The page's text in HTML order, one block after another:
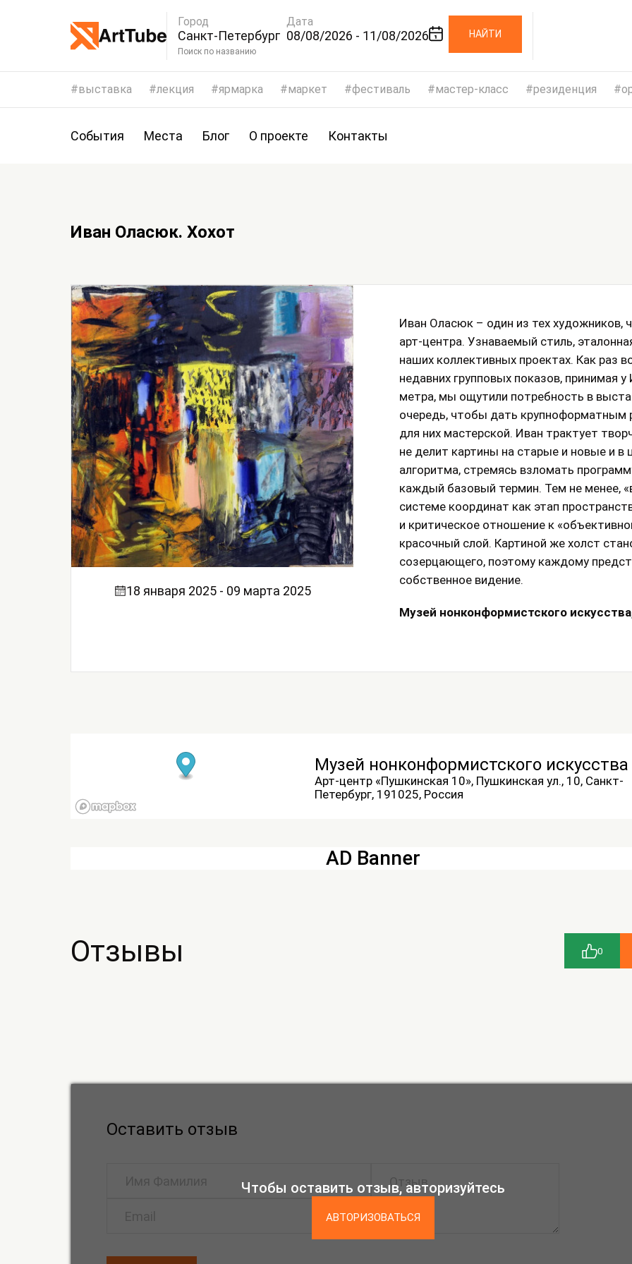
Город
Санкт-Петербург
Дата
08/08/2026 - 11/08/2026
Поиск по названию
НАЙТИ
выставка лекция ярмарка маркет фестиваль мастер-класс резиденция
События Места Блог О проекте Контакты
Иван Оласюк. Хохот
18 января 2025 - 09 марта 2025
Иван Оласюк – один из тех художников,
арт-центра. Узнаваемый стиль,
наших коллективных проектах. Как раз
недавних групповых показов, принимая
метра, мы ощутили потребность в
очередь, чтобы дать крупноформатным
для них мастерской. Иван трактует
не делит картины на старые и новые и в
алгоритма, стремясь взломать
каждый базовый термин. Тем не менее,
системе координат как этап
и критическое отношение к
красочный слой. Картиной же холст
созерцающего, поэтому каждому
собственное видение.
Музей нонконформистского
Музей нонконформистского искусства
Арт-центр «Пушкинская 10», Пушкинская ул., 10, Санкт-
Петербург, 191025, Россия
AD Banner
Отзывы 0
Чтобы оставить отзыв, авторизуйтесь
АВТОРИЗОВАТЬСЯ
Оставить отзыв